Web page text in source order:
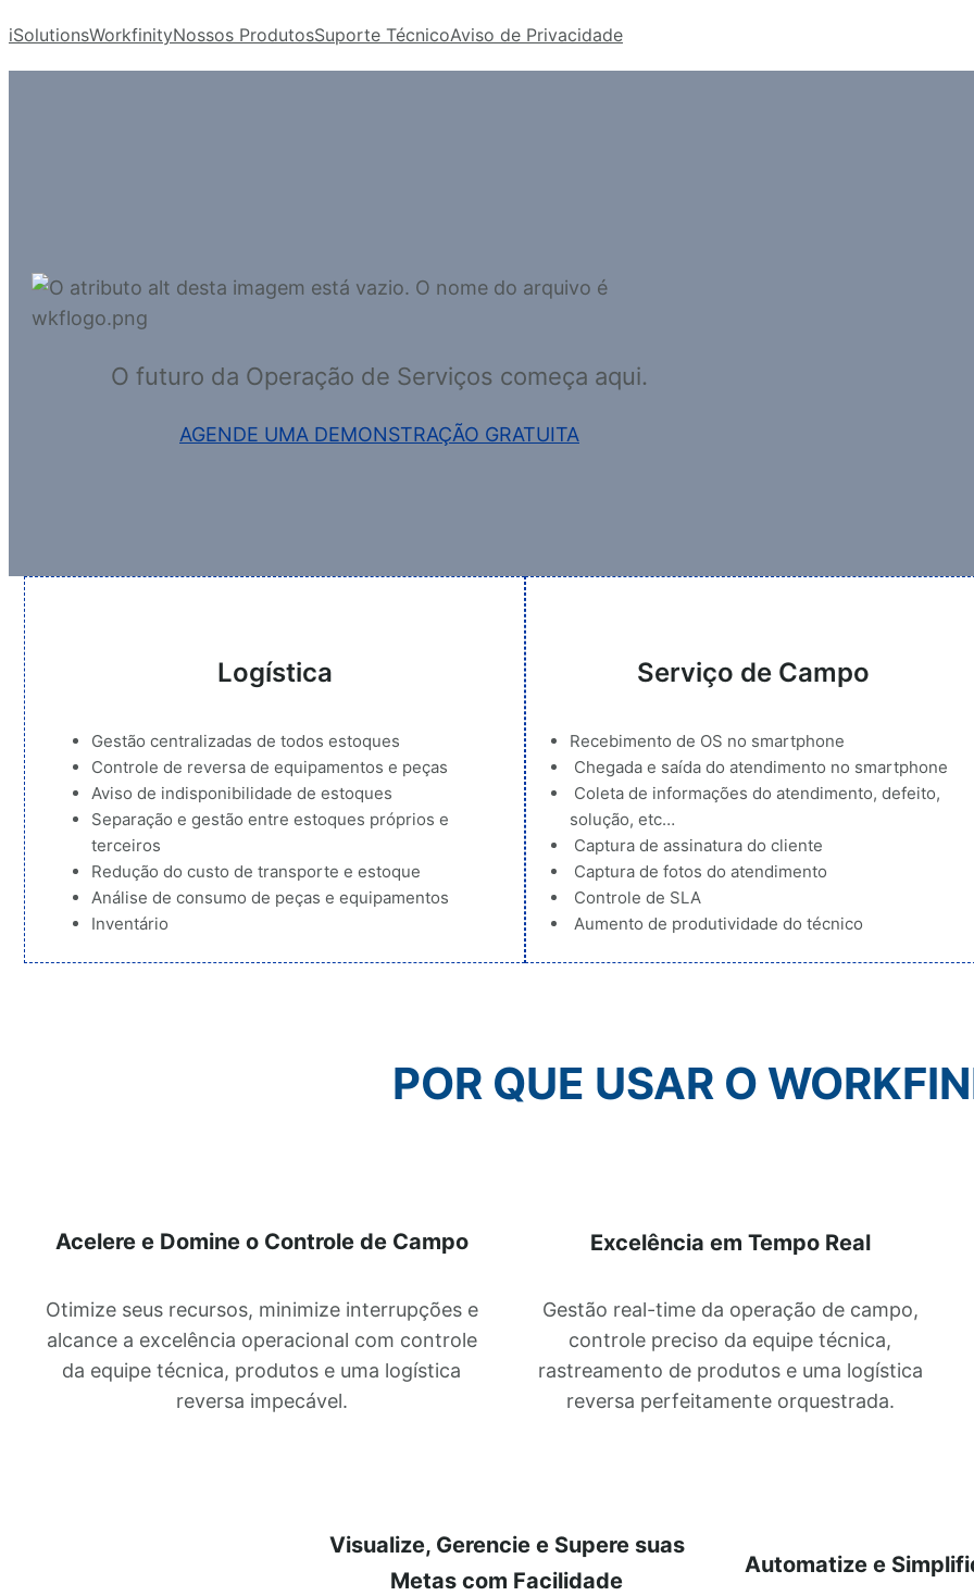
iSolutionsWorkfinityNossos ProdutosSuporte TécnicoAviso de Privacidade
O futuro da Operação de Serviços começa aqui.
AGENDE UMA DEMONSTRAÇÃO GRATUITA
Logística
Gestão centralizadas de todos estoques
Controle de reversa de equipamentos e peças
Aviso de indisponibilidade de estoques
Separação e gestão entre estoques próprios e
terceiros
Redução do custo de transporte e estoque
Análise de consumo de peças e equipamentos
Inventário
Serviço de Campo
Recebimento de OS no smartphone
Chegada e saída do atendimento no smartphone
Coleta de informações do atendimento, defeito,
solução, etc…
Captura de assinatura do cliente
Captura de fotos do atendimento
Controle de SLA
Aumento de produtividade do técnico
POR QUE USAR O
Acelere e Domine o Controle de Campo
Otimize seus recursos, minimize interrupções e
alcance a excelência operacional com controle
da equipe técnica, produtos e uma logística
reversa impecável.
Excelência em Tempo Real
Gestão real-time da operação de campo,
controle preciso da equipe técnica,
rastreamento de produtos e uma logística
reversa perfeitamente orquestrada.
Visualize, Gerencie e Supere suas
Metas com Facilidade
Automatize e